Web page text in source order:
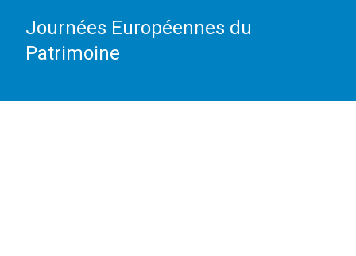
Journées Européennes du
Patrimoine